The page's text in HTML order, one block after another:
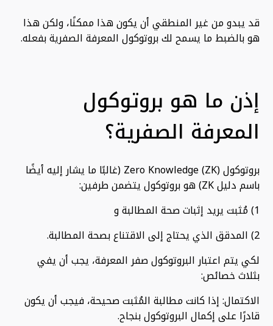
قد يبدو من غير المنطقي أن يكون هذا ممكنًا، ولكن هذا
هو بالضبط ما يسمح لك بروتوكول المعرفة الصفرية بفعله.
إذن ما هو بروتوكول
المعرفة الصفرية؟
بروتوكول Zero Knowledge (ZK) (غالبًا ما يشار إليه أيضًا
باسم دليل ZK) هو بروتوكول يتضمن طرفين:
1) مُثبت يريد إثبات صحة المطالبة و
2) المدقق الذي يحتاج إلى الاقتناع بصحة المطالبة.
لكي يتم اعتبار البروتوكول صفر المعرفة، يجب أن يفي
بثلاث خصائص:
الاكتمال: إذا كانت مطالبة المُثبت صحيحة، فيجب أن يكون
قادرًا على إكمال البروتوكول بنجاح.